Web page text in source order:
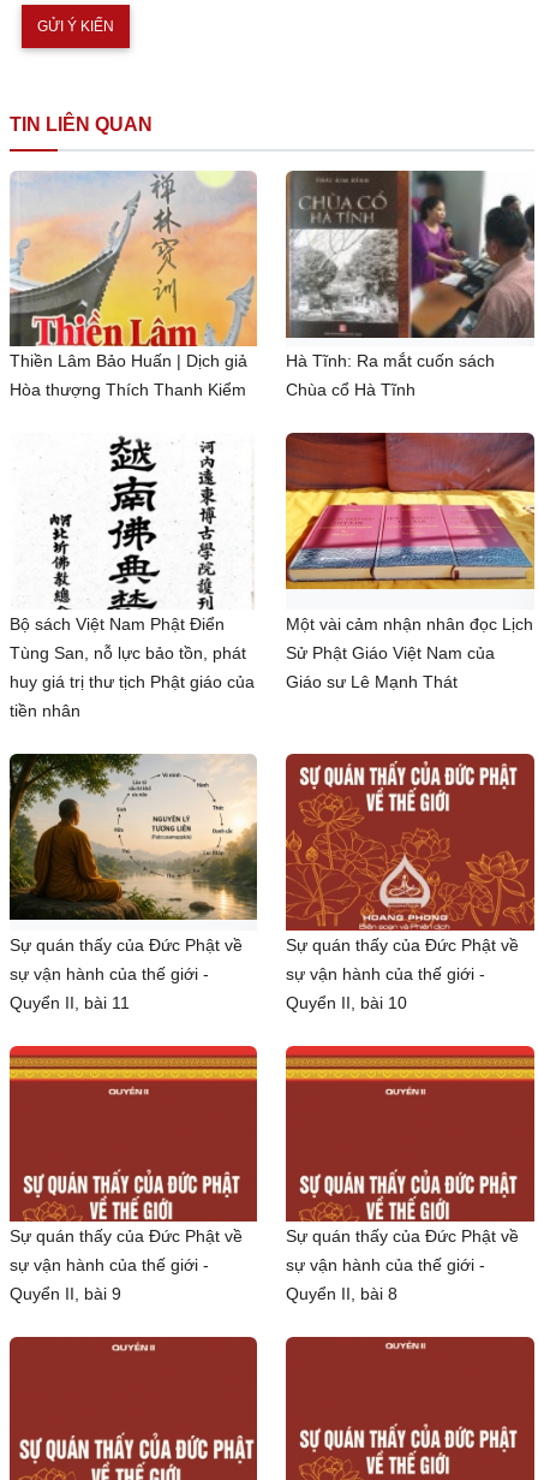
TIN LIÊN QUAN
Thiền Lâm Bảo Huấn | Dịch giả
Hòa thượng Thích Thanh Kiểm
Hà Tĩnh: Ra mắt cuốn sách
Chùa cổ Hà Tĩnh
Bộ sách Việt Nam Phật Điển
Tùng San, nỗ lực bảo tồn, phát
huy giá trị thư tịch Phật giáo của
tiền nhân
Một vài cảm nhận nhân đọc Lịch
Sử Phật Giáo Việt Nam của
Giáo sư Lê Mạnh Thát
Sự quán thấy của Đức Phật về
sự vận hành của thế giới -
Quyển II, bài 11
Sự quán thấy của Đức Phật về
sự vận hành của thế giới -
Quyển II, bài 10
Sự quán thấy của Đức Phật về
sự vận hành của thế giới -
Quyển II, bài 9
Sự quán thấy của Đức Phật về
sự vận hành của thế giới -
Quyển II, bài 8